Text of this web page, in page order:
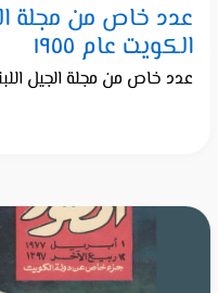
عدد خاص من مجلة
الكويت عام ١٩٥٥
عدد خاص من مجلة الجيل